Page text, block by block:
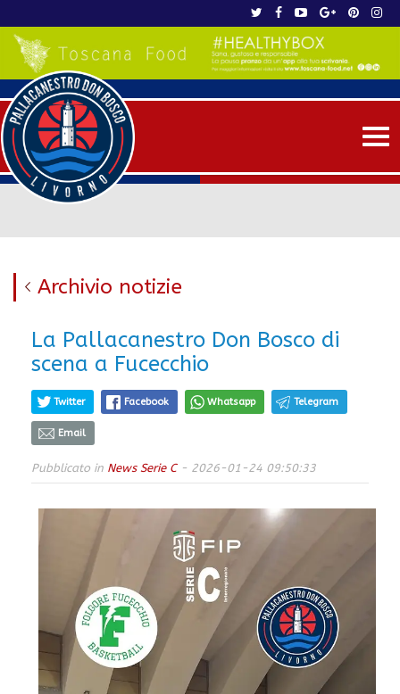
Archivio notizie
La Pallacanestro Don Bosco di
scena a Fucecchio
Twitter Facebook Whatsapp Telegram
Email
Pubblicato in News Serie C- 2026-01-24 09:50:33